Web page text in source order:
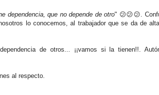
dependencia, que no depende de otro" 😕😕😕.
lo conocemos, al trabajador que se da de
de otros... ¡¡vamos si la tienen!!.
al respecto.